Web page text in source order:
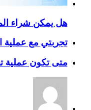
هل يمكن شراء
تجربتي مع عملية
متى تكون عملية